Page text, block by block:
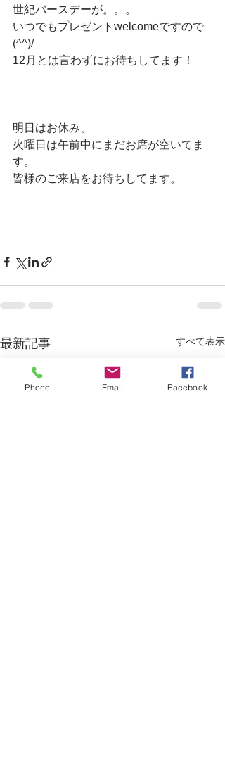
世紀バースデーが。。。
いつでもプレゼントwelcomeですので
(^^)/
12月とは言わずにお待ちしてます！
明日はお休み、
火曜日は午前中にまだお席が空いてま
す。
皆様のご来店をお待ちしてます。
最新記事 すべて表示
Phone Email Facebook